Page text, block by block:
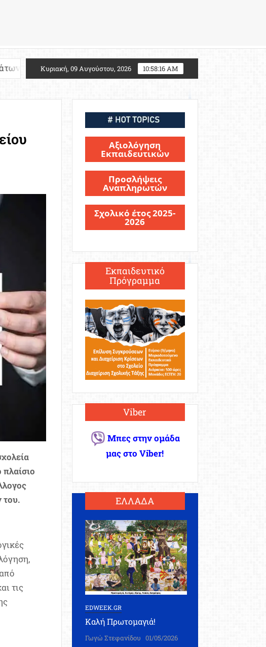
2027: Τι αλλάζει για τους υποψηφίους Στρατιωτικών
Κυριακή, 09 Αυγούστου, 2026 10:58:17 AM
του.
τις
Αξιολόγηση
Εκπαιδευτικών
Προσλήψεις
Αναπληρωτών
Σχολικό έτος 2025-
2026
Εκπαιδευτικό
Πρόγραμμα
Viber
Μπες στην ομάδα
μας στο Viber!
ΕΛΛΑΔΑ
EDWEEK.GR
Καλή Πρωτομαγιά!
Γωγώ Στεφανίδου 01/05/2026